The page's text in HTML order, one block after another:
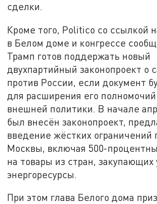
сделки.
Кроме того, Politico со ссылкой
в Белом доме и конгрессе
Трамп готов поддержать новый
двухпартийный законопроект о
против России, если документ
для расширения его
внешней политики. В начале
был внесён законопроект,
введение жёстких ограничений
Москвы, включая 500-
на товары из стран, закупающих
энергоресурсы.
При этом глава Белого дома